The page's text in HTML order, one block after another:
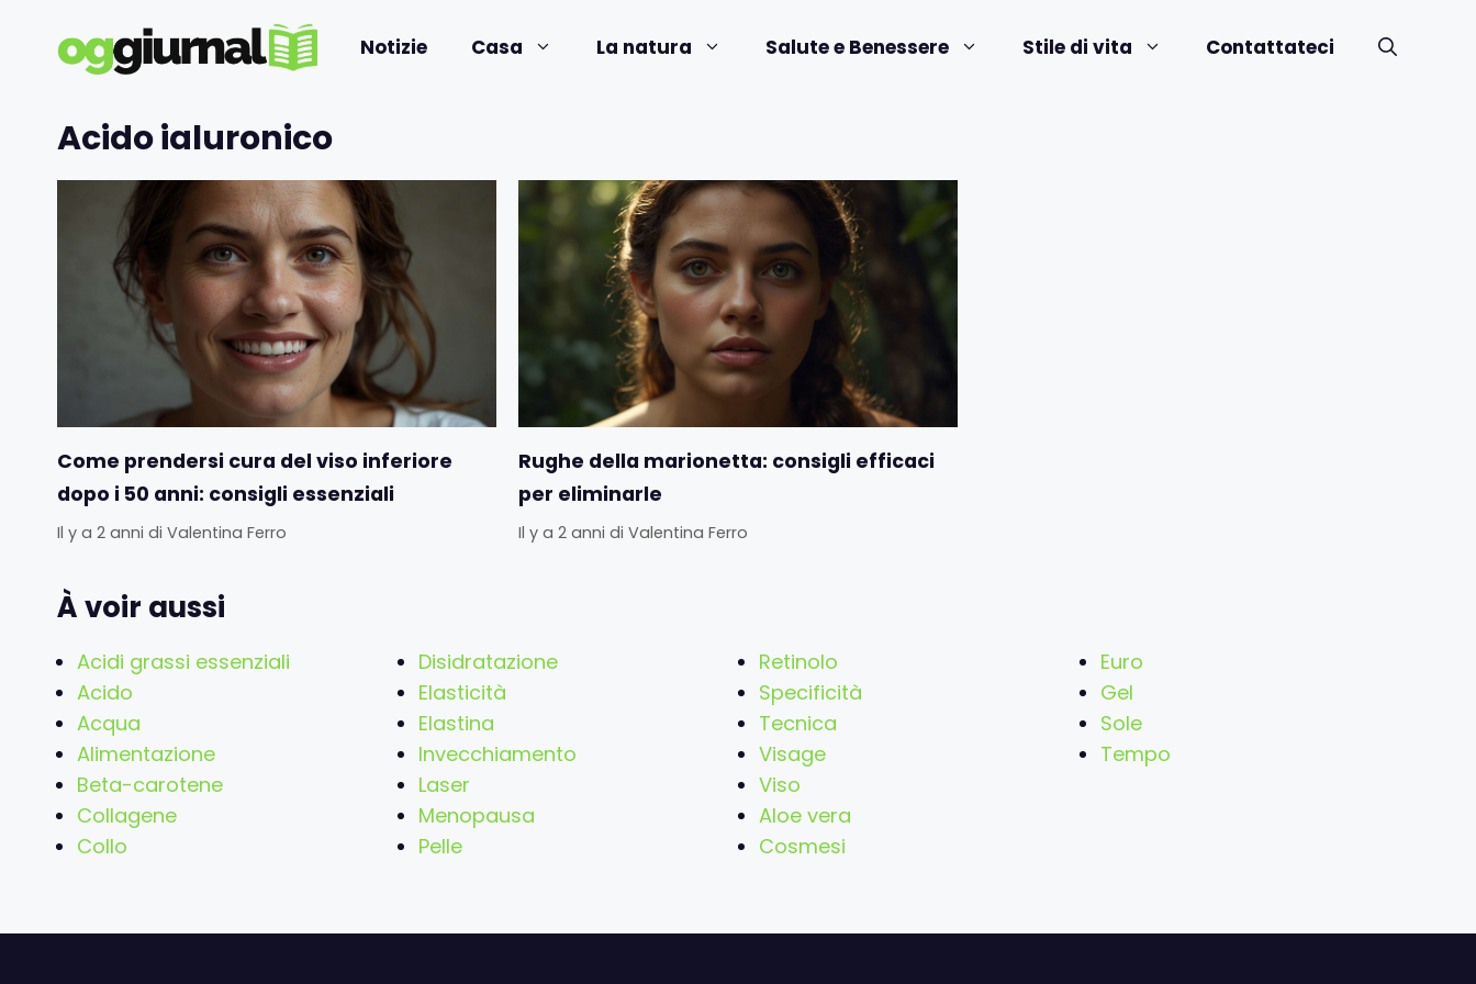
contenuto
Notizie Casa La natura Salute e Benessere Stile di vita Contattateci
Acido ialuronico
Come prendersi cura del viso inferiore
dopo i 50 anni: consigli essenziali
Il y a 2 anni di Valentina Ferro
Rughe della marionetta: consigli efficaci
per eliminarle
Il y a 2 anni di Valentina Ferro
À voir aussi
Acidi grassi essenziali
Acido
Acqua
Alimentazione
Beta-carotene
Collagene
Collo
Disidratazione
Elasticità
Elastina
Invecchiamento
Laser
Menopausa
Pelle
Retinolo
Specificità
Tecnica
Visage
Viso
Aloe vera
Cosmesi
Euro
Gel
Sole
Tempo